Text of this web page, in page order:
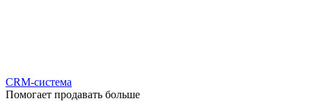
CRM-система
Помогает продавать больше